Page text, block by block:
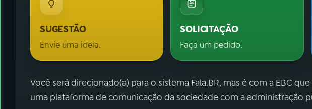
SUGESTÃO
Envie uma ideia.
SOLICITAÇÃO
Faça um pedido.
Você será direcionado(a) para o sistema Fala.BR, mas é com a EBC
uma plataforma de comunicação da sociedade com a administração